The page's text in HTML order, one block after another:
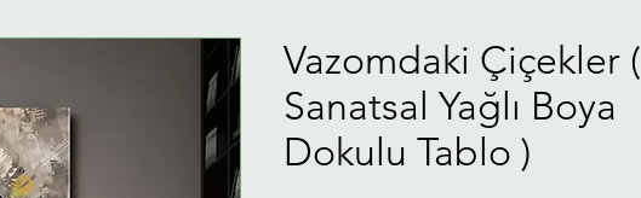
Vazomdaki Çiçekler (
Sanatsal Yağlı Boya
Dokulu Tablo )